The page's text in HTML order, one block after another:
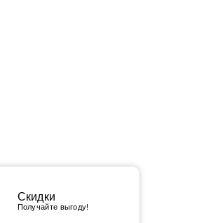
Скидки
Получайте выгоду!